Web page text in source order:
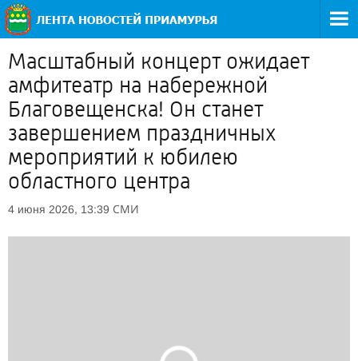
Масштабный концерт ожидает
амфитеатр на набережной
Благовещенска! Он станет
завершением праздничных
мероприятий к юбилею
областного центра
4 июня 2026, 13:39 СМИ